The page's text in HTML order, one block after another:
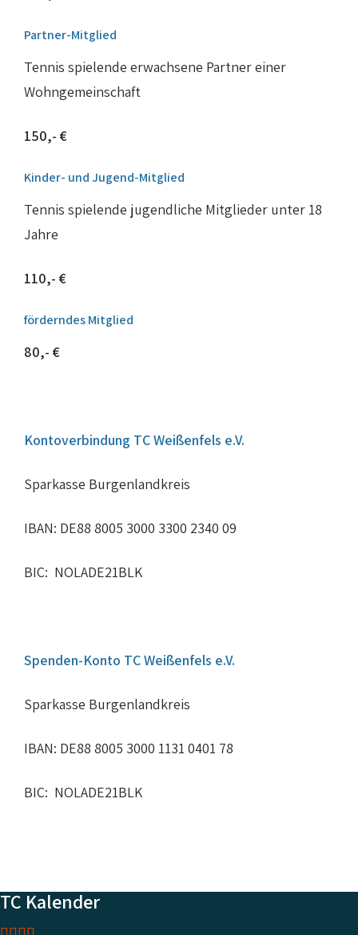
Partner-Mitglied
Tennis spielende erwachsene Partner einer
Wohngemeinschaft
150,- €
Kinder- und Jugend-Mitglied
Tennis spielende jugendliche Mitglieder unter 18
Jahre
110,- €
förderndes Mitglied
80,- €
Kontoverbindung TC Weißenfels e.V.
Sparkasse Burgenlandkreis
IBAN: DE88 8005 3000 3300 2340 09
BIC: NOLADE21BLK
Spenden-Konto TC Weißenfels e.V.
Sparkasse Burgenlandkreis
IBAN: DE88 8005 3000 1131 0401 78
BIC: NOLADE21BLK
TC Kalender
Vorheriges
Vorheriger
Nächstes
Nächstes
SA Jugend 2015
DST 2015
DST 2016
Herbst-Doppel-Turnier 2017
Einweihung Klubhaus 2017
Arbeitseinsatz 2017
JHV 2019
Platz-Instandsetzung 2019
Jugend-Tennis-Camp 2019